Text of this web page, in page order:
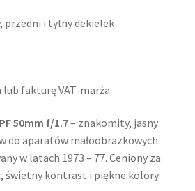
przedni i tylny dekielek
fakturę VAT-marża
50mm f/1.7– znakomity, jasny
do aparatów małoobrazkowych
w latach 1973 – 77. Ceniony za
świetny kontrast i piękne kolory.